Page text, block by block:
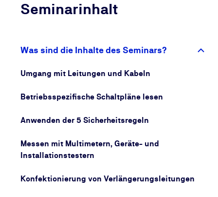
Aufgaben vermitteln wir Ihnen die notwendigen
Wand- und Deckenleuchten anzuschließen oder um
mit unseren Referentinnen und Referenten üben Sie,
auszutauschen.
Ob Sie unterschiedliche Spannungen messen und
Ihre durchgeführten Arbeiten abschließend prüfen
müssen: In der praktischen Ausbildung zur
Sie, wie Sie hierbei richtig und sicher vorgehen.
Seminarinhalt
Was sind die Inhalte des Seminars?
Umgang mit Leitungen und Kabeln
Betriebsspezifische Schaltpläne lesen
Anwenden der 5 Sicherheitsregeln
Messen mit Multimetern, Geräte- und
Installationstestern
Konfektionierung von Verlängerungsleitungen